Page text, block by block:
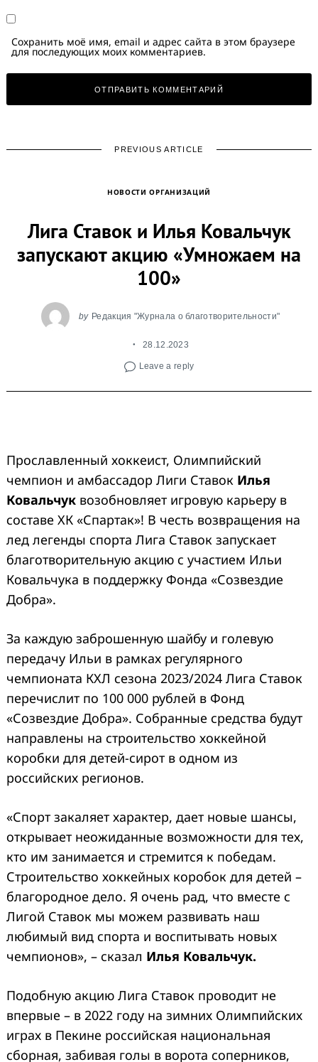
Сохранить моё имя, email и адрес сайта в этом браузере
для последующих моих комментариев.
PREVIOUS ARTICLE
НОВОСТИ ОРГАНИЗАЦИЙ
Лига Ставок и Илья Ковальчук
запускают акцию «Умножаем на
100»
by Редакция "Журнала о благотворительности"
28.12.2023
Leave a reply
Прославленный хоккеист, Олимпийский
чемпион и амбассадор Лиги Ставок Илья
Ковальчук возобновляет игровую карьеру в
составе ХК «Спартак»! В честь возвращения на
лед легенды спорта Лига Ставок запускает
благотворительную акцию с участием Ильи
Ковальчука в поддержку Фонда «Созвездие
Добра».
За каждую заброшенную шайбу и голевую
передачу Ильи в рамках регулярного
чемпионата КХЛ сезона 2023/2024 Лига Ставок
перечислит по 100 000 рублей в Фонд
«Созвездие Добра». Собранные средства будут
направлены на строительство хоккейной
коробки для детей-сирот в одном из
российских регионов.
«Спорт закаляет характер, дает новые шансы,
открывает неожиданные возможности для тех,
кто им занимается и стремится к победам.
Строительство хоккейных коробок для детей –
благородное дело. Я очень рад, что вместе с
Лигой Ставок мы можем развивать наш
любимый вид спорта и воспитывать новых
чемпионов», – сказал Илья Ковальчук.
Подобную акцию Лига Ставок проводит не
впервые – в 2022 году на зимних Олимпийских
играх в Пекине российская национальная
сборная, забивая голы в ворота соперников,